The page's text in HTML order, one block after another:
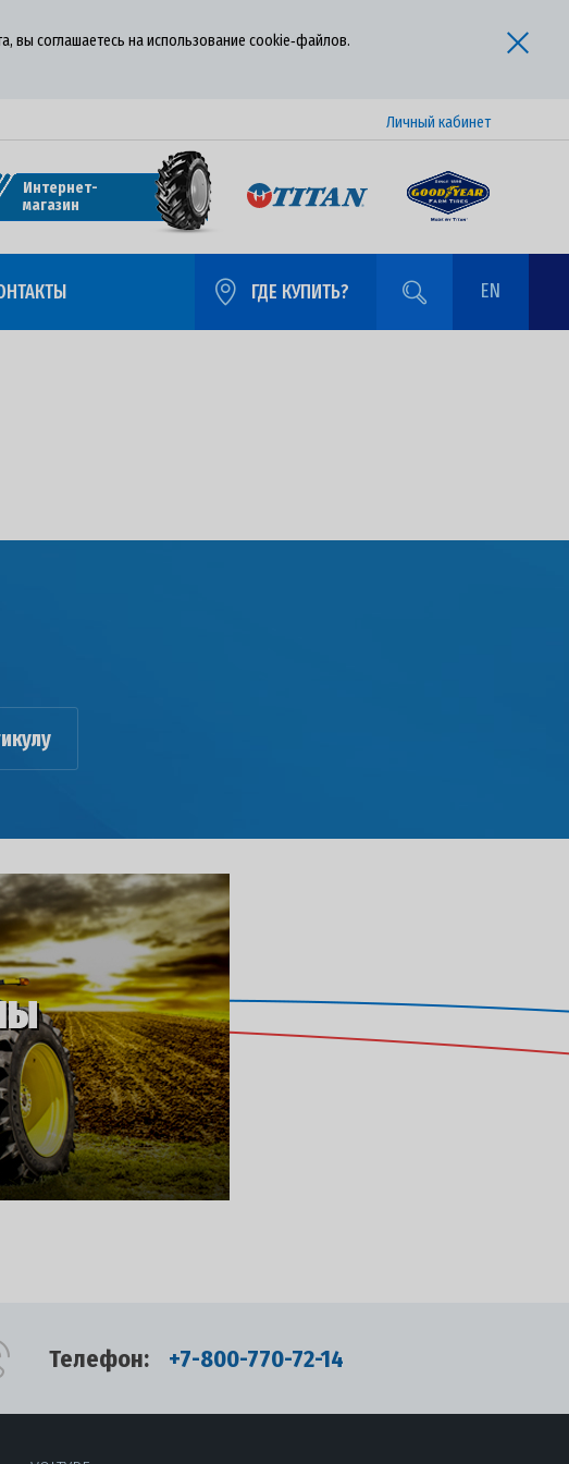
вы соглашаетесь на использование cookie‑файлов.
Личный кабинет
Интернет-
магазин
ГДЕ КУПИТЬ? EN
Телефон: +7-800-770-72-14